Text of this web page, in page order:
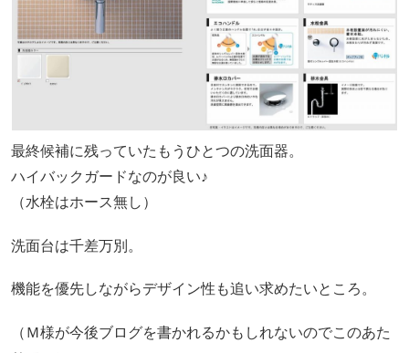
最終候補に残っていたもうひとつの洗面器。
ハイバックガードなのが良い♪
（水栓はホース無し）
洗面台は千差万別。
機能を優先しながらデザイン性も追い求めたいところ。
（Ｍ様が今後ブログを書かれるかもしれないのでこのあた